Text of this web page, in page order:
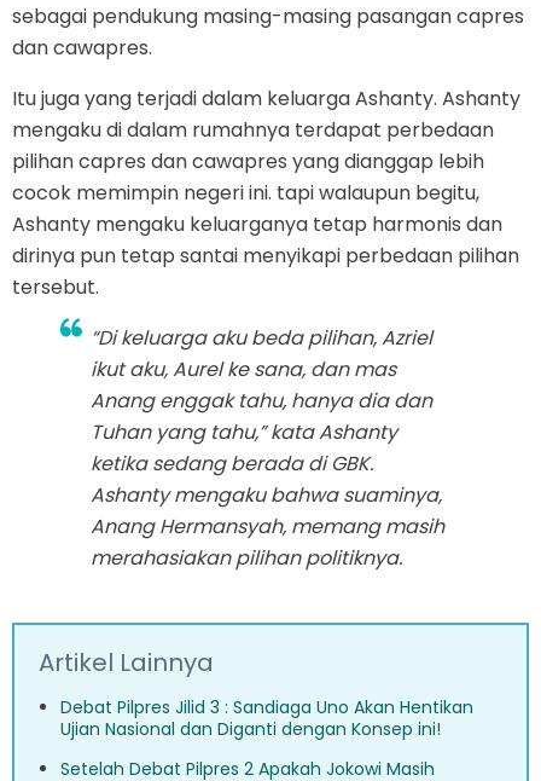
sebagai pendukung masing-masing pasangan capres
dan cawapres.
Itu juga yang terjadi dalam keluarga Ashanty. Ashanty
mengaku di dalam rumahnya terdapat perbedaan
pilihan capres dan cawapres yang dianggap lebih
cocok memimpin negeri ini. tapi walaupun begitu,
Ashanty mengaku keluarganya tetap harmonis dan
dirinya pun tetap santai menyikapi perbedaan pilihan
tersebut.
“Di keluarga aku beda pilihan, Azriel
ikut aku, Aurel ke sana, dan mas
Anang enggak tahu, hanya dia dan
Tuhan yang tahu,” kata Ashanty
ketika sedang berada di GBK.
Ashanty mengaku bahwa suaminya,
Anang Hermansyah, memang masih
merahasiakan pilihan politiknya.
Artikel Lainnya
Debat Pilpres Jilid 3 : Sandiaga Uno Akan Hentikan
Ujian Nasional dan Diganti dengan Konsep ini!
Setelah Debat Pilpres 2 Apakah Jokowi Masih